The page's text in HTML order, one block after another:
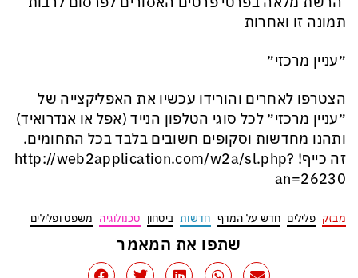
תמונה זו ואחרות
״עניין מרכזי״
הצטרפו לאחרים והורידו עכשיו את האפליקצייה של
״עניין מרכזי״ לכל סוגי הטלפון הנייד (אפל או אנדרואיד)
ותהנו מחדשות וסקופים חשובים בלבד בכל התחומים.
זה כייף! http://web2application.com/w2a/sl.php?
an=26230
מבזק פלילים חדש על המדף חדשות ביטחון טכנולוגיה משפט ופלילים
שתפו את המאמר